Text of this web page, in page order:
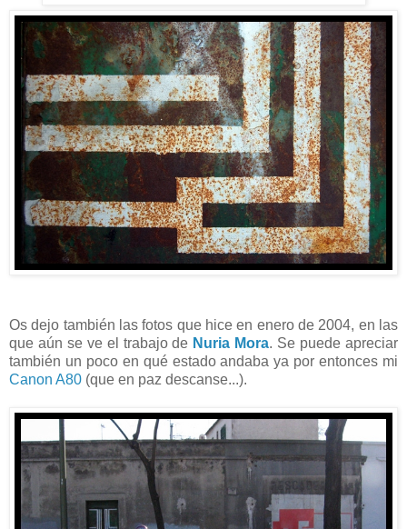
Os dejo también las fotos que hice en enero de 2004, en las
que aún se ve el trabajo de Nuria Mora. Se puede apreciar
también un poco en qué estado andaba ya por entonces mi
Canon A80 (que en paz descanse...).